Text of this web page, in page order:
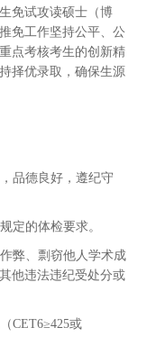
免试攻读硕士（博
免工作坚持公平、公
点考核考生的创新精
择优录取，确保生源
品德良好，遵纪守
的体检要求。
弊、剽窃他人学术成
他违法违纪受处分或
CET6≥425或